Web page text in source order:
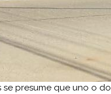
se presume que uno o